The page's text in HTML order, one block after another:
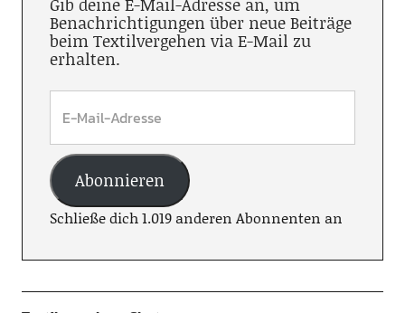
Benachrichtigungen über neue Beiträge
beim Textilvergehen via E-Mail zu
erhalten.
Abonnieren
Schließe dich 1.019 anderen Abonnenten an